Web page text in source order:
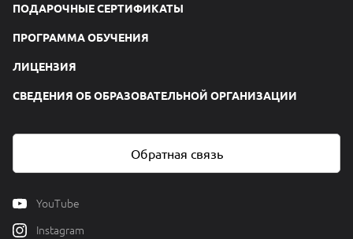
Обратная связь
YouTube
Instagram
ПОДАРОЧНЫЕ СЕРТИФИКАТЫ
ПРОГРАММА ОБУЧЕНИЯ
ЛИЦЕНЗИЯ
СВЕДЕНИЯ ОБ ОБРАЗОВАТЕЛЬНОЙ ОРГАНИЗАЦИИ